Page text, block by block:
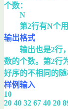
个数：
N
第2行有N个用
输出格式
输出也是2行，
数的个数。第2行
好序的不相同的随
样例输入
10
20 40 32 67 40 20